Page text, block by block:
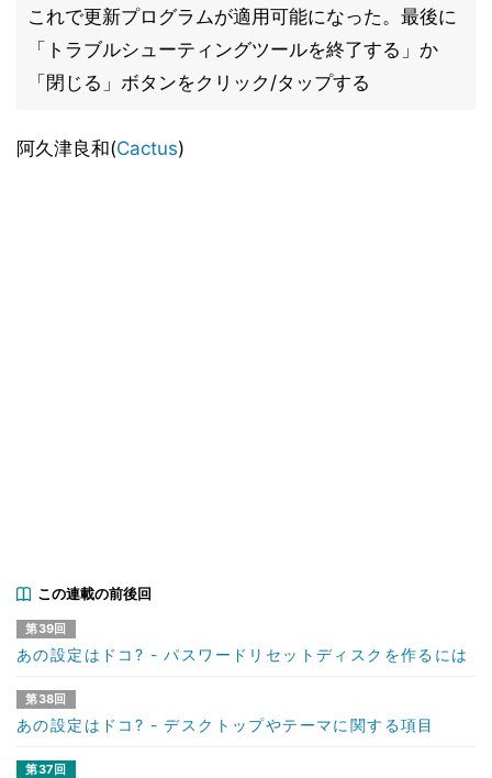
これで更新プログラムが適用可能になった。最後に
「トラブルシューティングツールを終了する」か
「閉じる」ボタンをクリック/タップする
阿久津良和(Cactus)
この連載の前後回
第39回
あの設定はドコ? - パスワードリセットディスクを作るには
第38回
あの設定はドコ? - デスクトップやテーマに関する項目
第37回